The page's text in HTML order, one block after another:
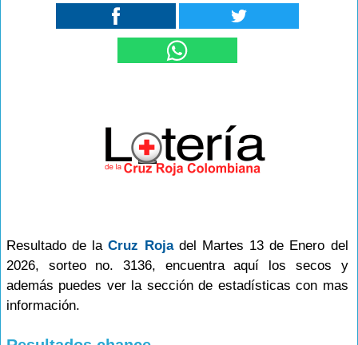
Resultado de laCruz Rojadel Martes 13 de Enero del
2026, sorteo no. 3136, encuentra aquí los secos y
además puedes ver la sección de estadísticas con mas
información.